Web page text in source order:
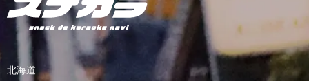
北海道